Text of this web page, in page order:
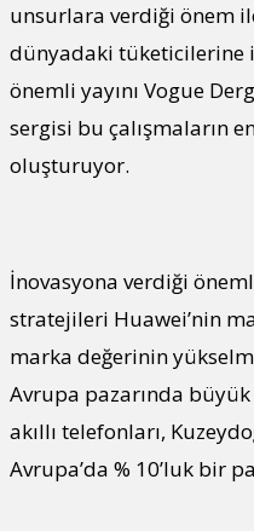
unsurlara verdiği önem
dünyadaki tüketicilerine
önemli yayını Vogue
sergisi bu çalışmaların
oluşturuyor.
İnovasyona verdiği
stratejileri Huawei’nin
marka değerinin
Avrupa pazarında
akıllı telefonları,
Avrupa’da % 10’luk bir